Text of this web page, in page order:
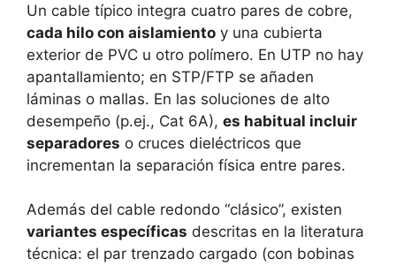
Un cable típico integra cuatro pares de cobre,
cada hilo con aislamiento y una cubierta
exterior de PVC u otro polímero. En UTP no hay
apantallamiento; en STP/FTP se añaden
láminas o mallas. En las soluciones de alto
desempeño (p.ej., Cat 6A), es habitual incluir
separadores o cruces dieléctricos que
incrementan la separación física entre pares.
Además del cable redondo “clásico”, existen
variantes específicas descritas en la literatura
técnica: el par trenzado cargado (con bobinas